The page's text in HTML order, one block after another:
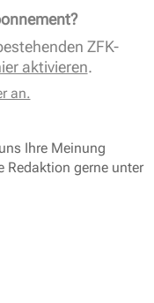
ZFK-
aktivieren.
an.
Ihre Meinung
Redaktion gerne unter